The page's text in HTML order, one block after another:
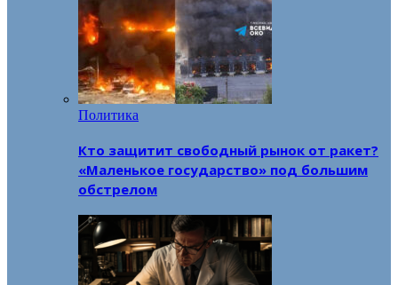
Политика
Кто защитит свободный рынок от ракет?
«Маленькое государство» под большим
обстрелом